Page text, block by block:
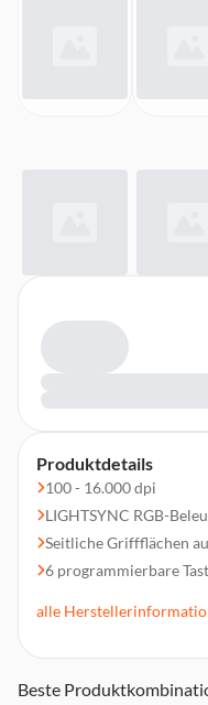
Produktdetails
100 - 16.000 dpi
LIGHTSYNC RGB-
Seitliche Griffflächen
6 programmierbare
alle
Beste